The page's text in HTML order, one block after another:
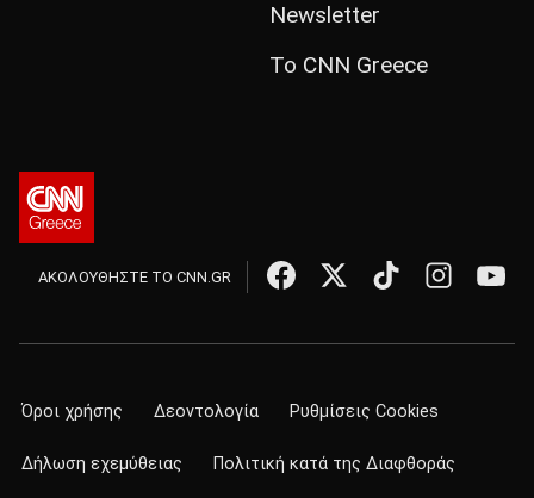
Newsletter
Το CNN Greece
ΑΚΟΛΟΥΘΗΣΤΕ ΤΟ CNN.GR
Όροι χρήσης Δεοντολογία Ρυθμίσεις Cookies
Δήλωση εχεμύθειας Πολιτική κατά της Διαφθοράς